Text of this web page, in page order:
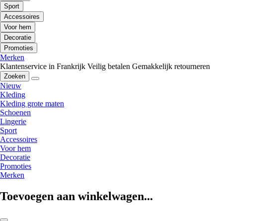
Sport
Accessoires
Voor hem
Decoratie
Promoties
Merken
Klantenservice in Frankrijk Veilig betalen Gemakkelijk retourneren
Zoeken
Nieuw
Kleding
Kleding grote maten
Schoenen
Lingerie
Sport
Accessoires
Voor hem
Decoratie
Promoties
Merken
Toevoegen aan winkelwagen...